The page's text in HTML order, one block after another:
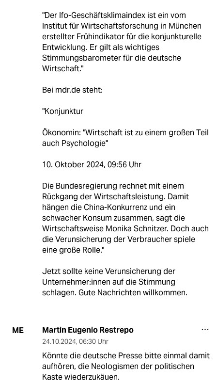
"Der Ifo-Geschäftsklimaindex ist ein vom
Institut für Wirtschaftsforschung in München
erstellter Frühindikator für die konjunkturelle
Entwicklung. Er gilt als wichtiges
Stimmungsbarometer für die deutsche
Wirtschaft."
Bei mdr.de steht:
"Konjunktur
Ökonomin: "Wirtschaft ist zu einem großen Teil
auch Psychologie"
10. Oktober 2024, 09:56 Uhr
Die Bundesregierung rechnet mit einem
Rückgang der Wirtschaftsleistung. Damit
hängen die China-Konkurrenz und ein
schwacher Konsum zusammen, sagt die
Wirtschaftsweise Monika Schnitzer. Doch auch
die Verunsicherung der Verbraucher spiele
eine große Rolle."
Jetzt sollte keine Verunsicherung der
Unternehmer:innen auf die Stimmung
schlagen. Gute Nachrichten willkommen.
ME Martin Eugenio Restrepo
24.10.2024, 06:30 Uhr
Könnte die deutsche Presse bitte einmal damit
aufhören, die Neologismen der politischen
Kaste wiederzukäuen.